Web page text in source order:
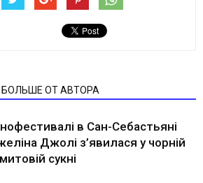
БОЛЬШЕ ОТ АВТОРА
в Сан-Себастьяні
Джолі з’явилася у чорній
сукні